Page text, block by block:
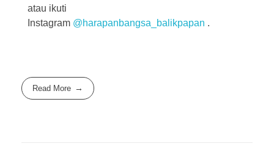
atau ikuti
Instagram @harapanbangsa_balikpapan .
Read More